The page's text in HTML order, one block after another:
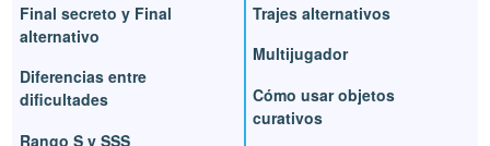
Final secreto y Final
alternativo
Diferencias entre
dificultades
Rango S y SSS
Trajes alternativos
Multijugador
Cómo usar objetos
curativos